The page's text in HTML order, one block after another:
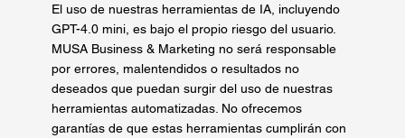
El uso de nuestras herramientas de IA, incluyendo
GPT-4.0 mini, es bajo el propio riesgo del usuario.
MUSA Business & Marketing no será responsable
por errores, malentendidos o resultados no
deseados que puedan surgir del uso de nuestras
herramientas automatizadas. No ofrecemos
garantías de que estas herramientas cumplirán con